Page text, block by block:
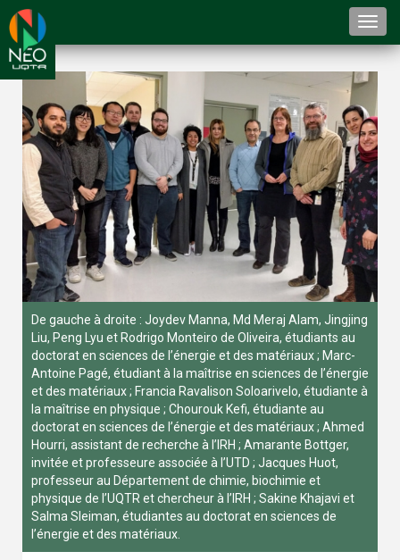
De gauche à droite : Joydev Manna, Md Meraj Alam, Jingjing
Liu, Peng Lyu et Rodrigo Monteiro de Oliveira, étudiants au
doctorat en sciences de l’énergie et des matériaux ; Marc-
Antoine Pagé, étudiant à la maîtrise en sciences de l’énergie
et des matériaux ; Francia Ravalison Soloarivelo, étudiante à
la maîtrise en physique ; Chourouk Kefi, étudiante au
doctorat en sciences de l’énergie et des matériaux ; Ahmed
Hourri, assistant de recherche à l’IRH ; Amarante Bottger,
invitée et professeure associée à l’UTD ; Jacques Huot,
professeur au Département de chimie, biochimie et
physique de l’UQTR et chercheur à l’IRH ; Sakine Khajavi et
Salma Sleiman, étudiantes au doctorat en sciences de
l’énergie et des matériaux.